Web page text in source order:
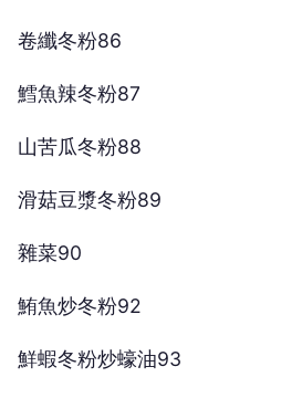
卷纖冬粉86
鱈魚辣冬粉87
山苦瓜冬粉88
滑菇豆漿冬粉89
雜菜90
鮪魚炒冬粉92
鮮蝦冬粉炒蠔油93